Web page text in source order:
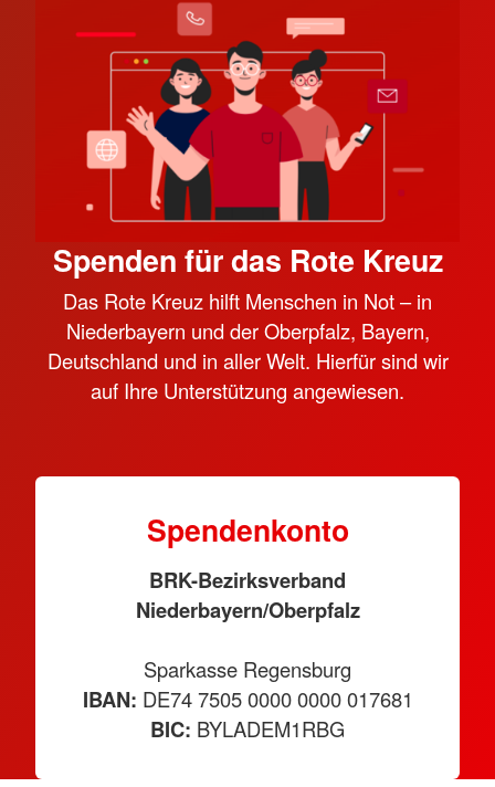
Spenden für das Rote Kreuz
Das Rote Kreuz hilft Menschen in Not – in
Niederbayern und der Oberpfalz, Bayern,
Deutschland und in aller Welt. Hierfür sind wir
auf Ihre Unterstützung angewiesen.
Spendenkonto
BRK-Bezirksverband
Niederbayern/Oberpfalz
Sparkasse Regensburg
IBAN: DE74 7505 0000 0000 017681
BIC: BYLADEM1RBG